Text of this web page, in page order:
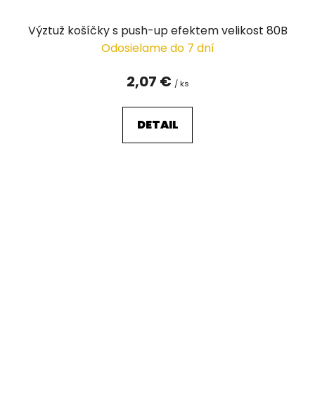
Výztuž košíčky s push-up efektem velikost 80B
Odosielame do 7 dní
2,07 € / ks
DETAIL